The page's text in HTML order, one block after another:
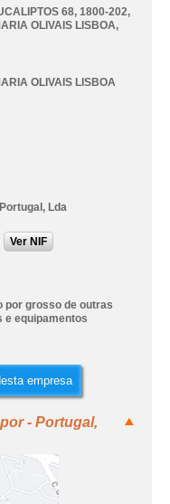
68, 1800-202,
OLIVAIS LISBOA,
OLIVAIS LISBOA
Lda
Ver NIF
por grosso de outras
e equipamentos
empresa
- Portugal,